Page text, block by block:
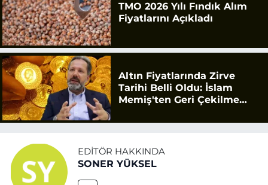
TMO 2026 Yılı Fındık Alım
Fiyatlarını Açıkladı
Altın Fiyatlarında Zirve
Tarihi Belli Oldu: İslam
Memiş'ten Geri Çekilme
EDITÖR HAKKINDA
SONER YÜKSEL